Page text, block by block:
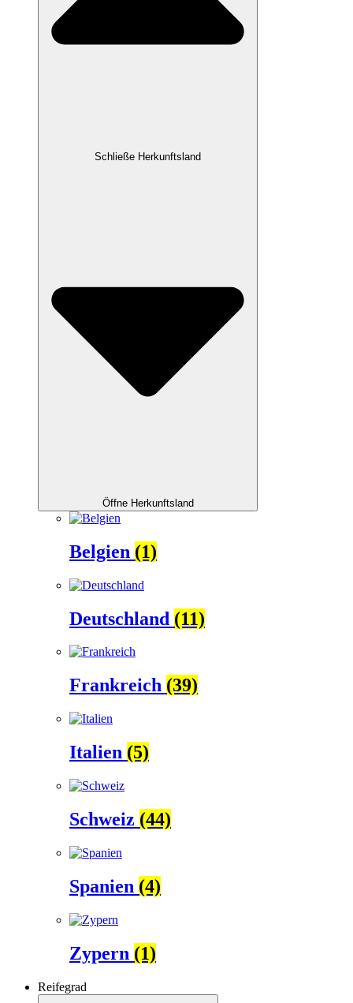
Schließe Herkunftsland
Öffne Herkunftsland
Belgien (1)
Deutschland (11)
Frankreich (39)
Italien (5)
Schweiz (44)
Spanien (4)
Zypern (1)
Reifegrad